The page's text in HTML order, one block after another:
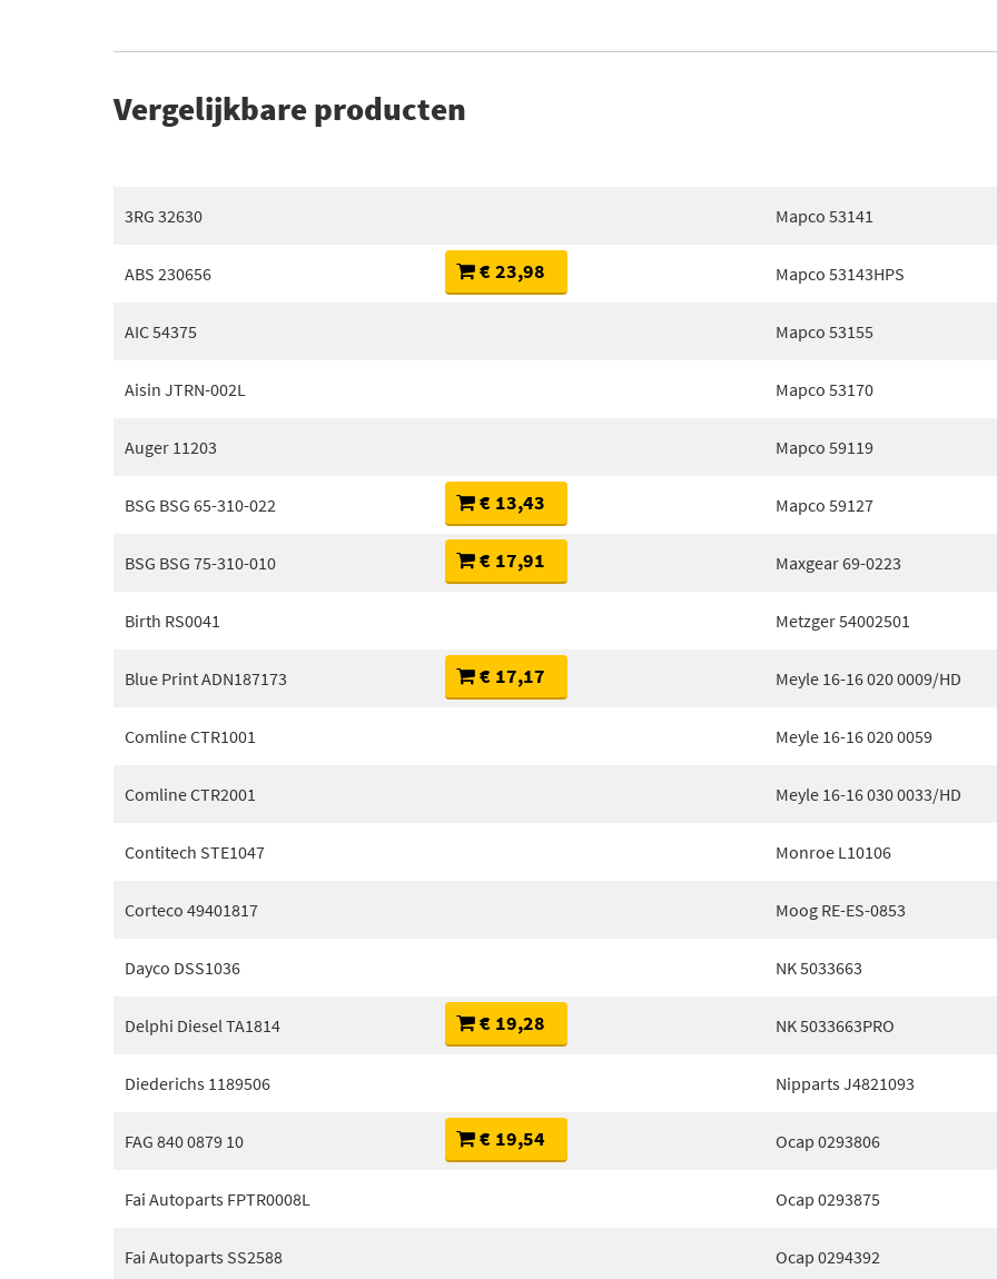
Vergelijkbare producten
3RG 32630
ABS 230656 € 23,98
AIC 54375
Aisin JTRN-002L
Auger 11203
BSG BSG 65-310-022 € 13,43
BSG BSG 75-310-010 € 17,91
Birth RS0041
Blue Print ADN187173 € 17,17
Comline CTR1001
Comline CTR2001
Contitech STE1047
Corteco 49401817
Dayco DSS1036
Delphi Diesel TA1814 € 19,28
Diederichs 1189506
FAG 840 0879 10 € 19,54
Fai Autoparts FPTR0008L
Fai Autoparts SS2588
Mapco 53141
Mapco 53143HPS
Mapco 53155
Mapco 53170
Mapco 59119
Mapco 59127
Maxgear 69-0223
Metzger 54002501
Meyle 16-16 020 0009/HD
Meyle 16-16 020 0059
Meyle 16-16 030 0033/HD
Monroe L10106
Moog RE-ES-0853
NK 5033663
NK 5033663PRO
Nipparts J4821093
Ocap 0293806
Ocap 0293875
Ocap 0294392